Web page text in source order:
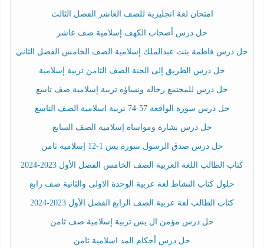
امتحان لغة انجليزية للصف العاشر الفصل الثالث
حل درس أصحاب الكهف إسلامية صف عاشر
حل درس فاطمة بنت عبدالملك إسلامية الصف الخامس الفصل الثاني
حل درس الطريق إلى الجنة الصف الثامن تربية إسلامية
حل درس للمجتمع رجاله ونساؤه تربية إسلامية صف تاسع
حل درس سورة الواقعة 57-74 تربية اسلامية الصف التاسع
حل درس بشارة ومواساة إسلامية الصف السابع
حل درس صدق الرسول سورة يس 1-12 إسلامية ثامن
كتاب الطالب اللغة العربية الصف الخامس الفصل الأول 2023-2024
حلول كتاب النشاط لغة عربية الوحدة الاولى والثانية صف رابع
كتاب الطالب لغة عربية الصف الرابع الفصل الأول 2023-2024
حل درس مؤمن ال يس تربية إسلامية صف ثامن
حل درس أحكام المد اسلامية ثامن